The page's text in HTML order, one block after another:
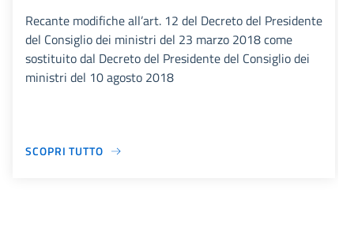
Recante modifiche all’art. 12 del Decreto del Presidente
del Consiglio dei ministri del 23 marzo 2018 come
sostituito dal Decreto del Presidente del Consiglio dei
ministri del 10 agosto 2018
SCOPRI TUTTO